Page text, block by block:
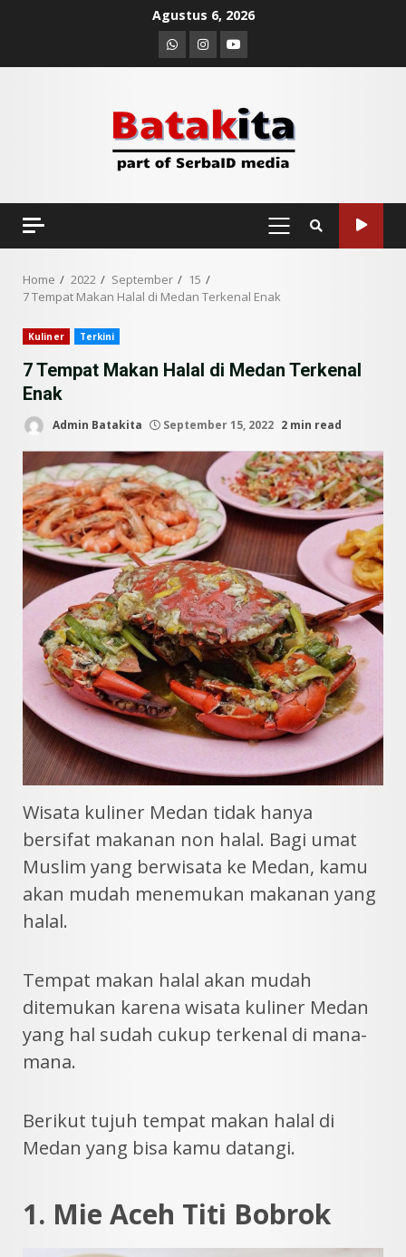
Agustus 6, 2026
Whatsapp
Instagram
Youtube
PRIMARY
Home 2022 September
15
7 Tempat Makan Halal di Medan Terkenal Enak
Kuliner Terkini
7 Tempat Makan Halal di Medan Terkenal
Enak
Admin Batakita September 15, 2022 2 min read
Wisata kuliner Medan tidak hanya
bersifat makanan non halal. Bagi umat
Muslim yang berwisata ke Medan, kamu
akan mudah menemukan makanan yang
halal.
Tempat makan halal akan mudah
ditemukan karena wisata kuliner Medan
yang hal sudah cukup terkenal di mana-
mana.
Berikut tujuh tempat makan halal di
Medan yang bisa kamu datangi.
1. Mie Aceh Titi Bobrok